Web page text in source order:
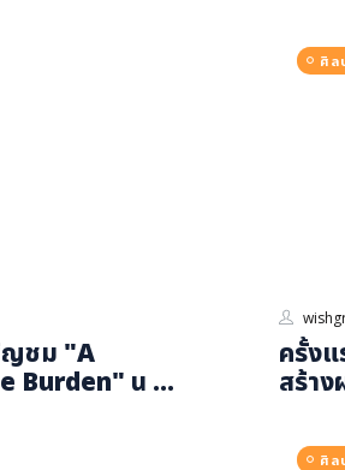
ญชม "A
Burden" น ...
ศิล
ครั้ง
สร้าง
ศิล